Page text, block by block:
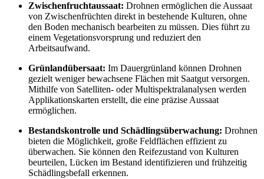
Zwischenfruchtaussaat: Drohnen ermöglichen die Aussaat
von Zwischenfrüchten direkt in bestehende Kulturen, ohne
den Boden mechanisch bearbeiten zu müssen. Dies führt zu
einem Vegetationsvorsprung und reduziert den
Arbeitsaufwand.
Grünlandübersaat: Im Dauergrünland können Drohnen
gezielt weniger bewachsene Flächen mit Saatgut versorgen.
Mithilfe von Satelliten- oder Multispektralanalysen werden
Applikationskarten erstellt, die eine präzise Aussaat
ermöglichen.
Bestandskontrolle und Schädlingsüberwachung: Drohnen
bieten die Möglichkeit, große Feldflächen effizient zu
überwachen. Sie können den Reifezustand von Kulturen
beurteilen, Lücken im Bestand identifizieren und frühzeitig
Schädlingsbefall erkennen.